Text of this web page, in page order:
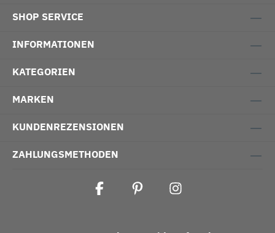
SHOP SERVICE
INFORMATIONEN
KATEGORIEN
MARKEN
KUNDENREZENSIONEN
ZAHLUNGSMETHODEN